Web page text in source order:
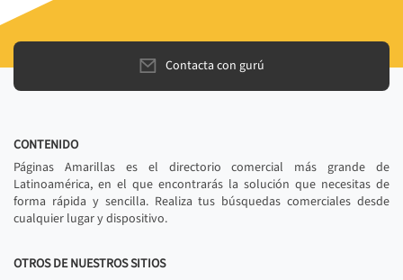
Contacta con gurú
CONTENIDO
Páginas Amarillas es el directorio comercial más grande de
Latinoamérica, en el que encontrarás la solución que necesitas de
forma rápida y sencilla. Realiza tus búsquedas comerciales desde
cualquier lugar y dispositivo.
OTROS DE NUESTROS SITIOS